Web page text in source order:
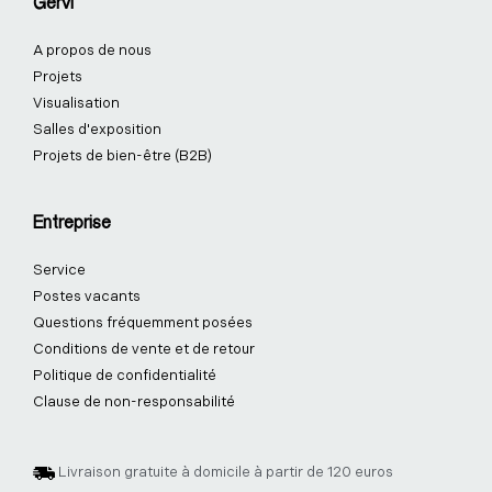
Gervi
A propos de nous
Projets
Visualisation
Salles d'exposition
Projets de bien-être (B2B)
Entreprise
Service
Postes vacants
Questions fréquemment posées
Conditions de vente et de retour
Politique de confidentialité
Clause de non-responsabilité
Livraison gratuite à domicile à partir de 120 euros